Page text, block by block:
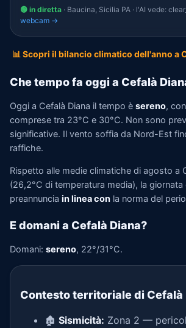
🟢 in diretta · Baucina, Sicilia PA · l'AI vede:
webcam →
📊 Scopri il bilancio climatico dell'anno a
Che tempo fa oggi a Cefalà
Oggi a Cefalà Diana il tempo è sereno,
comprese tra 23°C e 30°C. Non sono
significative. Il vento soffia da Nord-Est
raffiche.
Rispetto alle medie climatiche di agosto a
(26,2°C di temperatura media), la
preannuncia in linea con la norma del
E domani a Cefalà Diana?
Domani: sereno, 22°/31°C.
Contesto territoriale di Cefalà
🏚️ Sismicità: Zona 2 —